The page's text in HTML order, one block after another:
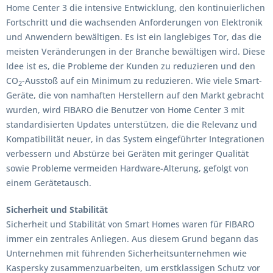
Home Center 3 die intensive Entwicklung, den kontinuierlichen
Fortschritt und die wachsenden Anforderungen von Elektronik
und Anwendern bewältigen. Es ist ein langlebiges Tor, das die
meisten Veränderungen in der Branche bewältigen wird. Diese
Idee ist es, die Probleme der Kunden zu reduzieren und den
CO2-Ausstoß auf ein Minimum zu reduzieren. Wie viele Smart-
Geräte, die von namhaften Herstellern auf den Markt gebracht
wurden, wird FIBARO die Benutzer von Home Center 3 mit
standardisierten Updates unterstützen, die die Relevanz und
Kompatibilität neuer, in das System eingeführter Integrationen
verbessern und Abstürze bei Geräten mit geringer Qualität
sowie Probleme vermeiden Hardware-Alterung, gefolgt von
einem Gerätetausch.
Sicherheit und Stabilität
Sicherheit und Stabilität von Smart Homes waren für FIBARO
immer ein zentrales Anliegen. Aus diesem Grund begann das
Unternehmen mit führenden Sicherheitsunternehmen wie
Kaspersky zusammenzuarbeiten, um erstklassigen Schutz vor